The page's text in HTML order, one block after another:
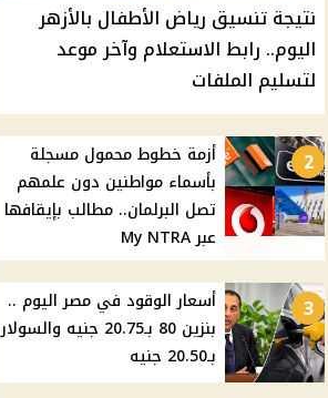
نتيجة تنسيق رياض الأطفال بالأزهر
اليوم.. رابط الاستعلام وآخر موعد
لتسليم الملفات
2
أزمة خطوط محمول مسجلة
بأسماء مواطنين دون علمهم
تصل البرلمان.. مطالب بإيقافها
عبر My NTRA
3
أسعار الوقود في مصر اليوم ..
بنزين 80 بـ20.75 جنيه والسولار
بـ20.50 جنيه